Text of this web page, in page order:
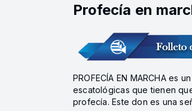
Profecía en
PROFECÍA EN MARCHA
escatológicas que tienen
profecía. Este don es una